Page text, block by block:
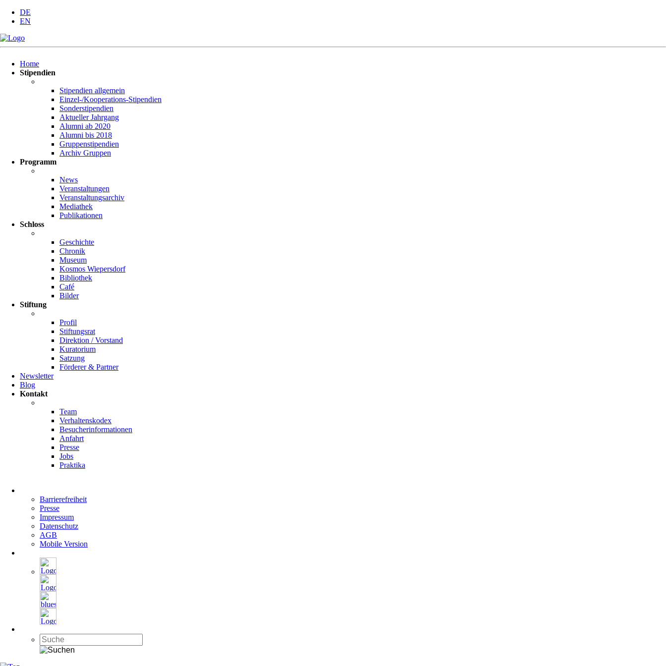
DE
EN
überspringen
Home
Stipendien
Stipendien allgemein
Einzel-/Kooperations-Stipendien
Sonderstipendien
Aktueller Jahrgang
Alumni ab 2020
Alumni bis 2018
Gruppenstipendien
Archiv Gruppen
Programm
News
Veranstaltungen
Veranstaltungsarchiv
Mediathek
Publikationen
Schloss
Geschichte
Chronik
Museum
Kosmos Wiepersdorf
Bibliothek
Café
Bilder
Stiftung
Profil
Stiftungsrat
Direktion / Vorstand
Kuratorium
Satzung
Förderer & Partner
Newsletter
Blog
Kontakt
Team
Verhaltenskodex
Besucherinformationen
Anfahrt
Presse
Jobs
Praktika
überspringen
Barrierefreiheit
Presse
Impressum
Datenschutz
AGB
Mobile Version